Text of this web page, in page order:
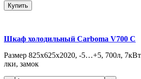
Купить
Шкаф холодильный Сarboma V700 С
Размер 825х625х2020, -5…+5, 700л,
лки, замок